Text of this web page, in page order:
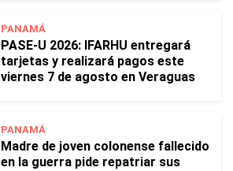
PANAMÁ
PASE-U 2026: IFARHU entregará
tarjetas y realizará pagos este
viernes 7 de agosto en Veraguas
PANAMÁ
Madre de joven colonense fallecido
en la guerra pide repatriar sus